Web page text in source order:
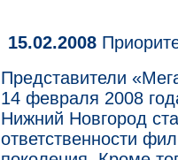
15.02.2008
Представители
14 февраля 2008
Нижний Новгород
ответственности